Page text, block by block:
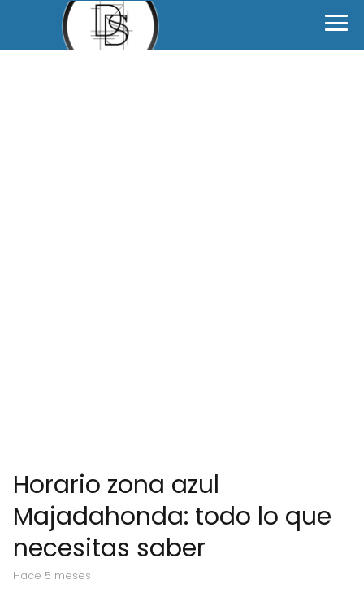
Horario zona azul
Majadahonda: todo lo que
necesitas saber
hace 5 meses